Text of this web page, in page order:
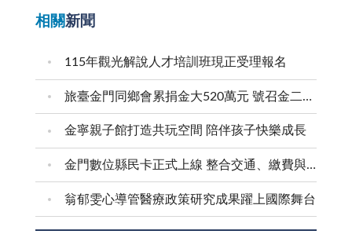
相關新聞
115年觀光解說人才培訓班現正受理報名
旅臺金門同鄉會累捐金大520萬元 號召金二代金三代返鄉求學
金寧親子館打造共玩空間 陪伴孩子快樂成長
金門數位縣民卡正式上線 整合交通、繳費與生活服務 迎接在地智慧新生活
翁郁雯心導管醫療政策研究成果躍上國際舞台